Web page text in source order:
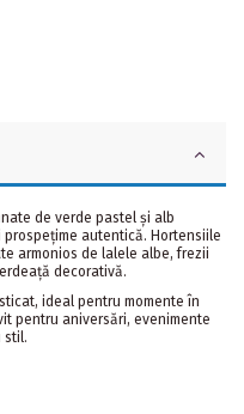
de verde pastel și alb
autentică. Hortensiile
armonios de lalele albe, frezii
decorativă.
ideal pentru momente în
pentru aniversări, evenimente
stil.